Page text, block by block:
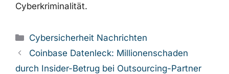
Cyberkriminalität.
Kategorien
Cybersicherheit Nachrichten
Coinbase Datenleck: Millionenschaden
durch Insider-Betrug bei Outsourcing-Partner